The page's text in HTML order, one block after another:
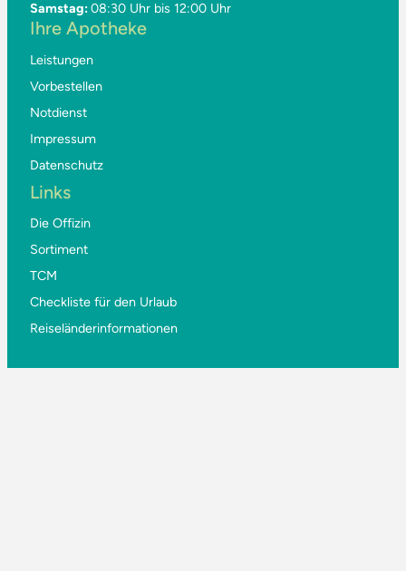
Samstag:08:30 Uhr bis 12:00 Uhr
Ihre Apotheke
Leistungen
Vorbestellen
Notdienst
Impressum
Datenschutz
Links
Die Offizin
Sortiment
TCM
Checkliste für den Urlaub
Reiseländerinformationen